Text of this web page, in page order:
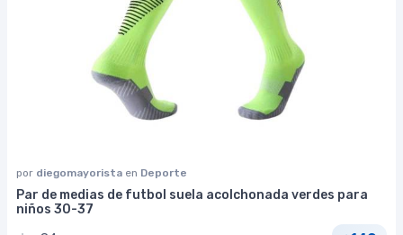
por diegomayorista en Deporte
Par de medias de futbol suela acolchonada verdes para
niños 30-37